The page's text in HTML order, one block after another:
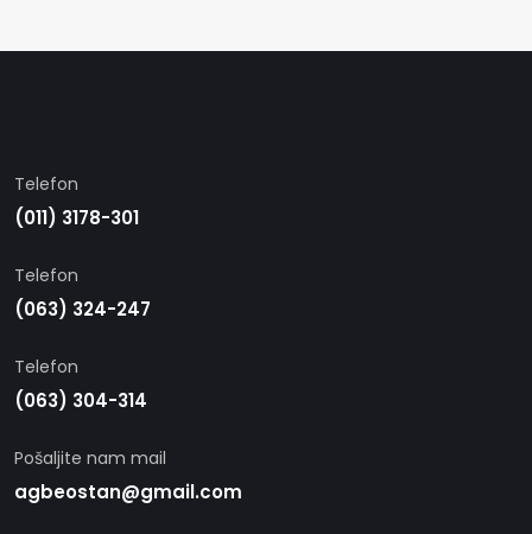
Telefon
(011) 3178-301
Telefon
(063) 324-247
Telefon
(063) 304-314
Pošaljite nam mail
agbeostan@gmail.com